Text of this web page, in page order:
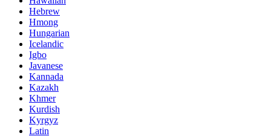
Hebrew
Hmong
Hungarian
Icelandic
Igbo
Javanese
Kannada
Kazakh
Khmer
Kurdish
Kyrgyz
Latin